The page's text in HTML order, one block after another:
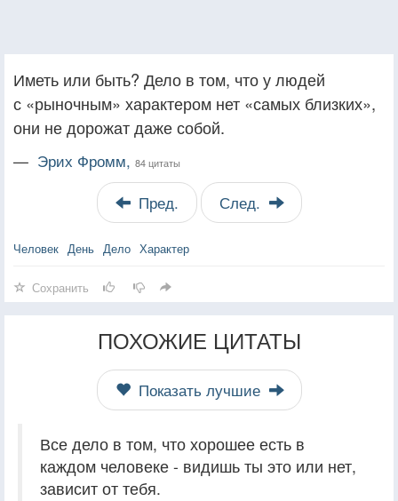
Иметь или быть? Дело в том, что у людей
с «рыночным» характером нет «самых близких»,
они не дорожат даже собой.
— Эрих Фромм, 84 цитаты
Пред. След.
Человек День Дело Характер
Сохранить
ПОХОЖИЕ ЦИТАТЫ
Показать лучшие
Все дело в том, что хорошее есть в
каждом человеке - видишь ты это или нет,
зависит от тебя.